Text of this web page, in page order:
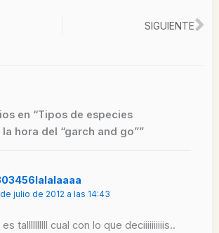
SIGUIENTE
en “Tipos de especies
hora del “garch and go””
julio de 2012 a las 14:43
es tallllllllll cual con lo que deciiiiiiiiiis..